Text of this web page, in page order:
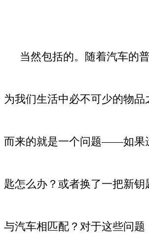
当然包括的。随着汽车的
为我们生活中必不可少的物品
而来的就是一个问题——如果
匙怎么办？或者换了一把新钥
与汽车相匹配？对于这些问题